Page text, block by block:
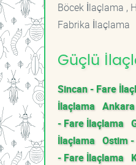
Böcek İlaçlama ,
Fabrika İlaçlama
Güçlü
Sincan - Fare
İlaçlama
- Fare İlaçlama
İlaçlama Ostim
- Fare İlaçlama